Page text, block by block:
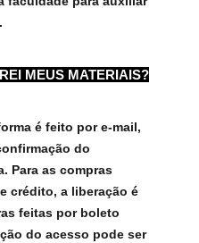
MEUS MATERIAIS?
é feito por e-mail,
do
Para as compras
crédito, a liberação é
feitas por boleto
do acesso pode ser